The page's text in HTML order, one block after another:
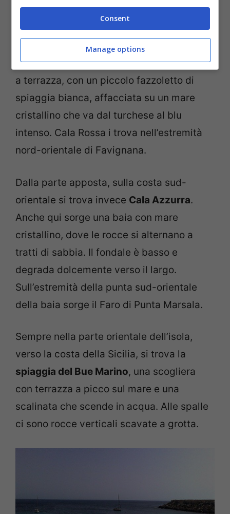
o scogliere che scendono nel mare blu. La
più famosa di tutte, premiata anche come
spiaggia più bella d’Italia e tra
d’Europa, èCala Rossa, una baia rocciosa
a terrazza, con un piccolo fazzoletto di
spiaggia bianca, affacciata su un mare
cristallino che va dal turchese al blu
intenso. Cala Rossa i trova nell’estremità
nord-orientale di Favignana.
Dalla parte apposta, sulla costa sud-
orientale si trova invece Cala Azzurra.
Anche qui sorge una baia con mare
cristallino, dove le rocce si alternano a
tratti di sabbia. Il fondale è basso e
degrada dolcemente verso il largo.
Sull’estremità della punta sud-orientale
della baia sorge il Faro di Punta Marsala.
Sempre nella parte orientale dell’isola,
verso la costa della Sicilia, si trova la
spiaggia del Bue Marino, una scogliera
con terrazza a picco sul mare e una
scalinata che scende in acqua. Alle spalle
ci sono rocce verticali scavate a grotta.
Consent
Manage options